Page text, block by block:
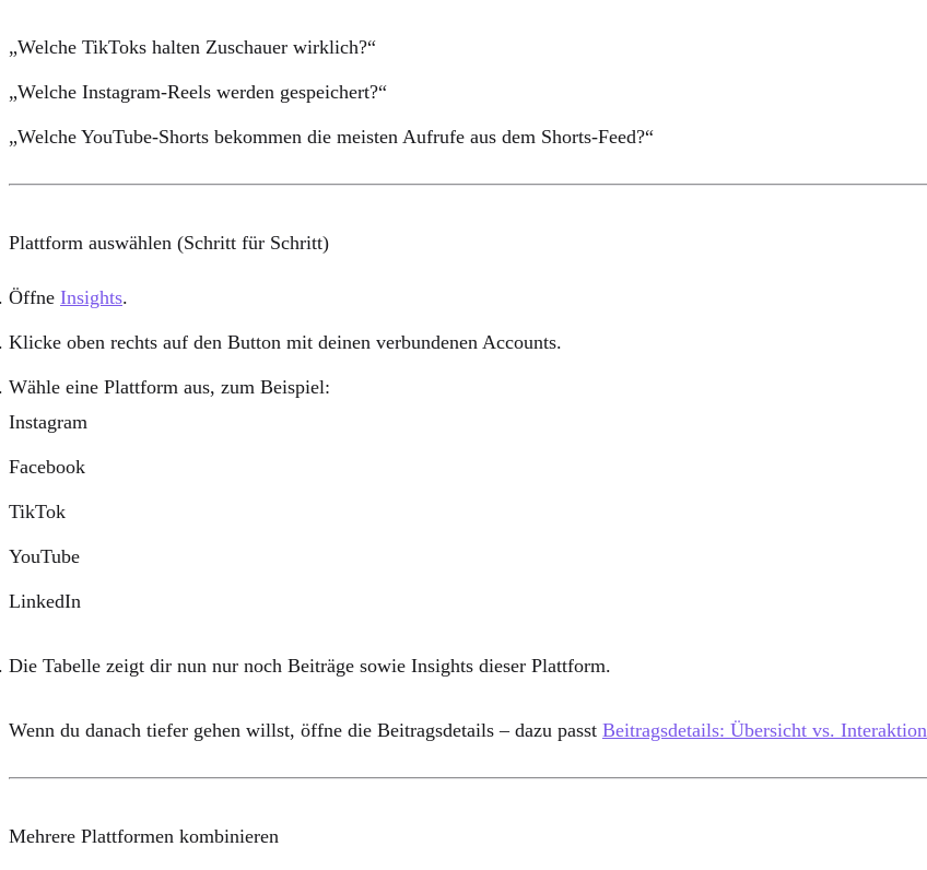
„Welche TikToks halten Zuschauer wirklich?“
„Welche Instagram-Reels werden gespeichert?“
„Welche YouTube-Shorts bekommen die meisten Aufrufe aus dem Shorts-Feed?“
Plattform auswählen (Schritt für Schritt)
Öffne Insights.
Klicke oben rechts auf den Button mit deinen verbundenen Accounts.
Wähle eine Plattform aus, zum Beispiel:
Instagram
Facebook
TikTok
YouTube
LinkedIn
Die Tabelle zeigt dir nun nur noch Beiträge sowie Insights dieser Plattform.
Wenn du danach tiefer gehen willst, öffne die Beitragsdetails – dazu passt Beitragsdetails: Übersicht vs. Interaktion
Mehrere Plattformen kombinieren